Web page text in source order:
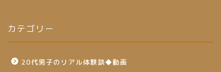
カテゴリー
20代男子のリアル体験談◆動画